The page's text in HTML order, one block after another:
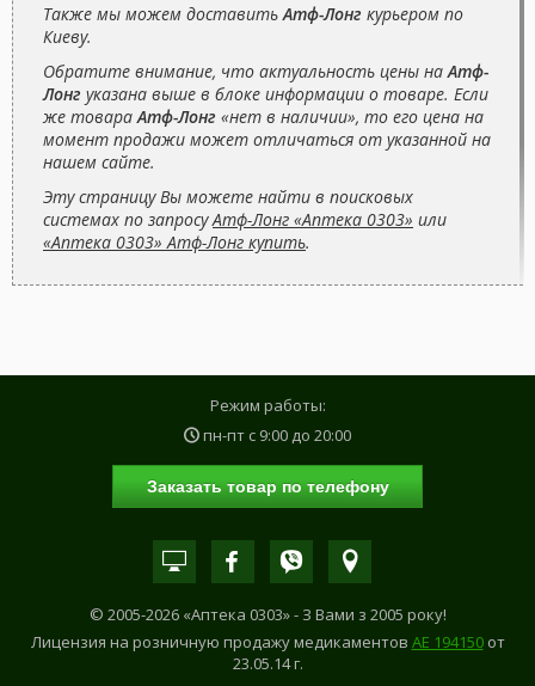
Также мы можем доставитьАтф-Лонг курьером по
Киеву.
Обратите внимание, что актуальность цены наАтф-
Лонг указана выше в блоке информации о товаре. Если
же товараАтф-Лонг «нет в наличии», то его цена на
момент продажи может отличаться от указанной на
нашем сайте.
Эту страницу Вы можете найти в поисковых
системах по запросуАтф-Лонг «Аптека 0303» или
«Аптека 0303» Атф-Лонг купить.
Режим работы:
пн-пт с 9:00 до 20:00
Заказать товар по телефону
© 2005-2026 «Аптека 0303» - З Вами з 2005 року!
Лицензия на розничную продажу медикаментов АE 194150от
23.05.14 г.